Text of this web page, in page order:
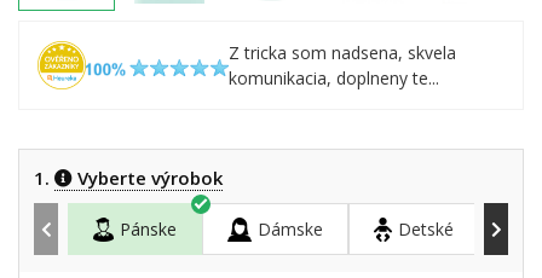
Z tricka som nadsena, skvela
komunikacia, doplneny te...
1. Vyberte výrobok
Pánske Dámske Detské